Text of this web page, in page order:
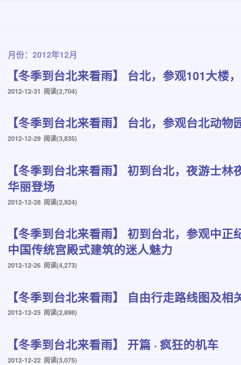
月份：2012年12月
【冬季到台北来看雨】 台北，参观101大楼
发
2012-12-31 阅读(2,704)
【冬季到台北来看雨】 台北，参观台北动物
发
2012-12-29 阅读(3,835)
【冬季到台北来看雨】 初到台北，夜游士
华丽登场
发
2012-12-28 阅读(2,924)
【冬季到台北来看雨】 初到台北，参观中
中国传统宫殿式建筑的迷人魅力
发
2012-12-26 阅读(4,273)
【冬季到台北来看雨】 自由行走路线图及相
发
2012-12-25 阅读(2,898)
【冬季到台北来看雨】 开篇 · 疯狂的机车
发
2012-12-22 阅读(3,075)